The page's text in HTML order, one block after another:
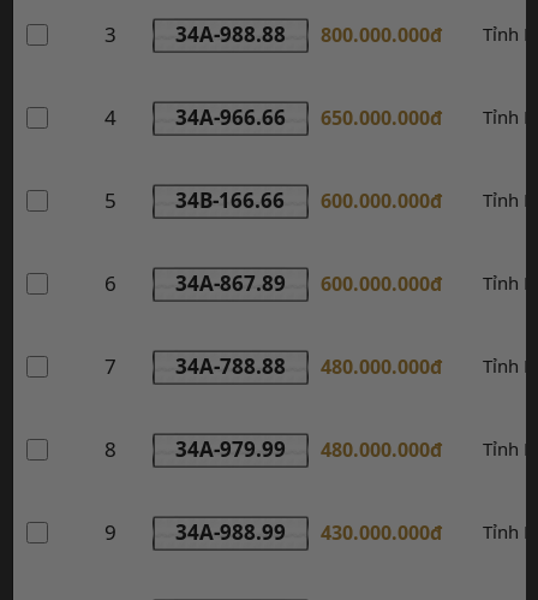
3 34A-988.88 800.000.000đ Tỉnh
4 34A-966.66 650.000.000đ Tỉnh
5 34B-166.66 600.000.000đ Tỉnh
6 34A-867.89 600.000.000đ Tỉnh
7 34A-788.88 480.000.000đ Tỉnh
8 34A-979.99 480.000.000đ Tỉnh
9 34A-988.99 430.000.000đ Tỉnh